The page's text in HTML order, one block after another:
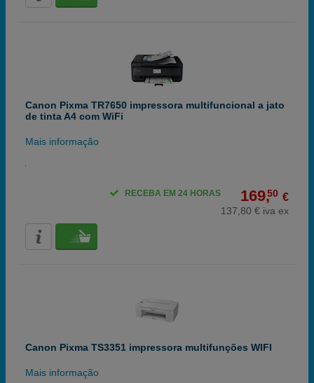
Canon Pixma TR7650 impressora multifuncional a jato
de tinta A4 com WiFi
Mais informação
169,50 €
137,80 € iva ex
RECEBA EM 24 HORAS
Canon Pixma TS3351 impressora multifunções WIFI
Mais informação